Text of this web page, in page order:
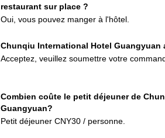
restaurant sur place ?
Oui, vous pouvez manger à l'hôtel.
Chunqiu International Hotel Guangyuan
Acceptez, veuillez soumettre votre
Combien coûte le petit déjeuner de
Guangyuan?
Petit déjeuner CNY30 / personne.